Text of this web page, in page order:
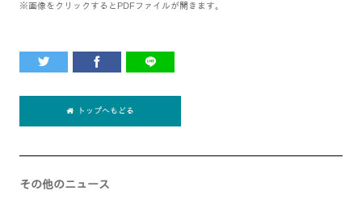
※画像をクリックするとPDFファイルが開きます。
トップへもどる
その他のニュース